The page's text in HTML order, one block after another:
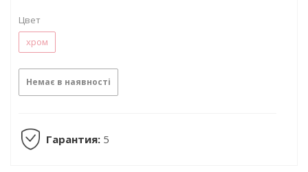
Цвет
хром
Немає в наявності
Гарантия: 5